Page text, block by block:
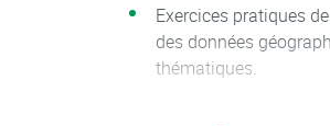
Exercices pratiques
des données
thématiques.